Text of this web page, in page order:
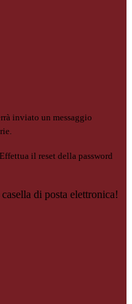
inviato un messaggio
il reset della password
di posta elettronica!